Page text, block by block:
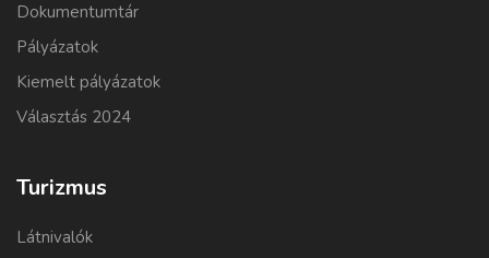
Dokumentumtár
Pályázatok
Kiemelt pályázatok
Választás 2024
Turizmus
Látnivalók